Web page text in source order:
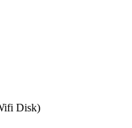
Disk)